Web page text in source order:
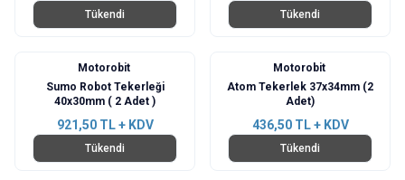
Tükendi Tükendi
Motorobit
Sumo Robot Tekerleği
40x30mm ( 2 Adet )
921,50TL + KDV
Tükendi
Motorobit
Atom Tekerlek 37x34mm (2
Adet)
436,50TL + KDV
Tükendi